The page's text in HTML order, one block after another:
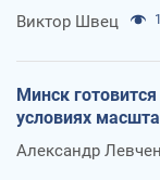
Виктор Швец
Минск
условиях
Александр